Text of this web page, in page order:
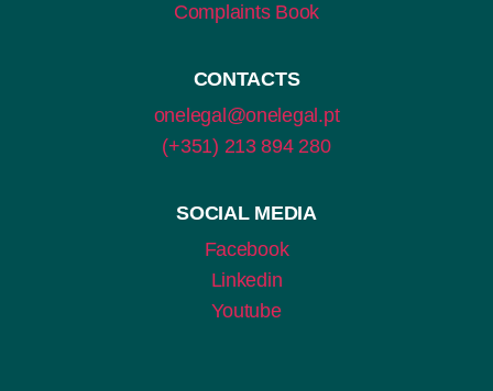
Complaints Book
CONTACTS
onelegal@onelegal.pt
(+351) 213 894 280
SOCIAL MEDIA
Facebook
Linkedin
Youtube